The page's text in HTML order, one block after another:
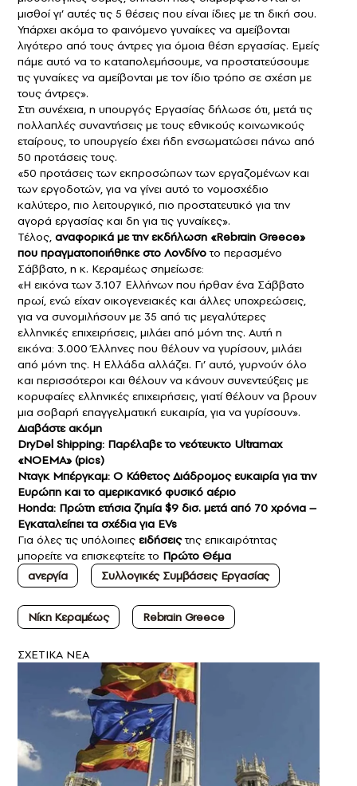
μισθοί γι’ αυτές τις 5 θέσεις που είναι ίδιες με τη δική σου.
Υπάρχει ακόμα το φαινόμενο γυναίκες να αμείβονται
λιγότερο από τους άντρες για όμοια θέση εργασίας. Εμείς
πάμε αυτό να το καταπολεμήσουμε, να προστατεύσουμε
τις γυναίκες να αμείβονται με τον ίδιο τρόπο σε σχέση με
τους άντρες».
Στη συνέχεια, η υπουργός Εργασίας δήλωσε ότι, μετά τις
πολλαπλές συναντήσεις με τους εθνικούς κοινωνικούς
εταίρους, το υπουργείο έχει ήδη ενσωματώσει πάνω από
50 προτάσεις τους.
«50 προτάσεις των εκπροσώπων των εργαζομένων και
των εργοδοτών, για να γίνει αυτό το νομοσχέδιο
καλύτερο, πιο λειτουργικό, πιο προστατευτικό για την
αγορά εργασίας και δη για τις γυναίκες».
Τέλος, αναφορικά με τηνεκδήλωση «Rebrain Greece»
που πραγματοποιήθηκε στο Λονδίνοτο περασμένο
Σάββατο, η κ. Κεραμέως σημείωσε:
«Η εικόνα των 3.107 Ελλήνων που ήρθαν ένα Σάββατο
πρωί, ενώ είχαν οικογενειακές και άλλες υποχρεώσεις,
για να συνομιλήσουν με 35 από τις μεγαλύτερες
ελληνικές επιχειρήσεις, μιλάει από μόνη της. Αυτή η
εικόνα: 3.000 Έλληνες που θέλουν να γυρίσουν, μιλάει
από μόνη της. Η Ελλάδα αλλάζει. Γι’ αυτό, γυρνούν όλο
και περισσότεροι και θέλουν να κάνουν συνεντεύξεις με
κορυφαίες ελληνικές επιχειρήσεις, γιατί θέλουν να βρουν
μια σοβαρή επαγγελματική ευκαιρία, για να γυρίσουν».
Διαβάστε ακόμη
DryDel Shipping: Παρέλαβε το νεότευκτο Ultramax
«NOEMA» (pics)
Νταγκ Μπέργκαμ: Ο Κάθετος Διάδρομος ευκαιρία για την
Ευρώπη και το αμερικανικό φυσικό αέριο
Honda: Πρώτη ετήσια ζημία $9 δισ. μετά από 70 χρόνια –
Εγκαταλείπει τα σχέδια για EVs
Για όλες τις υπόλοιπες ειδήσειςτης επικαιρότητας
μπορείτε να επισκεφτείτε το Πρώτο Θέμα
ανεργία
Συλλογικές Συμβάσεις Εργασίας
Νίκη Κεραμέως Rebrain Greece
ΣXETIKA NEA